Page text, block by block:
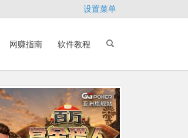
设置菜单
网赚指南 软件教程